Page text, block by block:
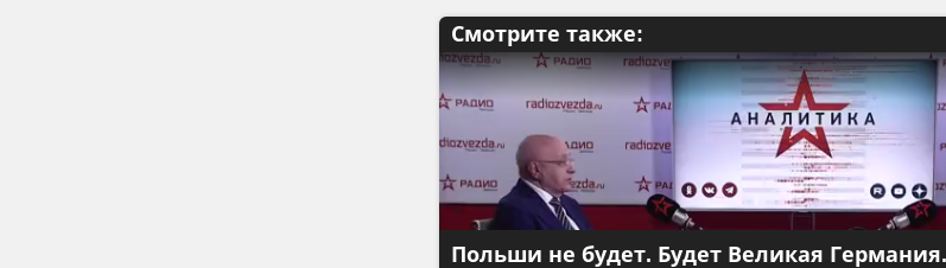
Смотрите также:
Польши не будет. Будет Великая